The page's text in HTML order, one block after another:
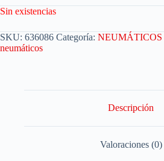
Sin existencias
SKU: 636086 Categoría: NEUMÁTICOS
neumáticos
Descripción
Valoraciones (0)